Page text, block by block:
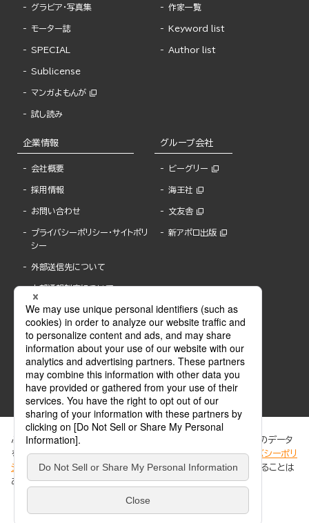
グラビア・写真集
モーター誌
SPECIAL
Sublicense
マンガよもんが
試し読み
作家一覧
Keyword list
Author list
企業情報
会社概要
採用情報
お問い合わせ
プライバシーポリシー・サイトポリ
シー
外部送信先について
内部通報制度について
グループ会社
ビーグリー
海王社
文友舎
新アポロ出版
ABJマークは、この電子書店・電子書籍配信サービスが、著作権者からコンテンツ使用許諾を
得た正規版配信サービスであることを示す登録商標(登録番号 第6091713号)です。
ABJマークの詳細、ABJマークを掲示しているサービスの一覧はこちら。
ぶんか社が運営するサイトでは、利便性向上のためにCookie等のデータ
を使用しています。 当社のCookieについての詳細は、「プライバシーポリ
シー
」をご覧ください。当サイトでは、訪問者の個人情報を追跡することは
ありません。